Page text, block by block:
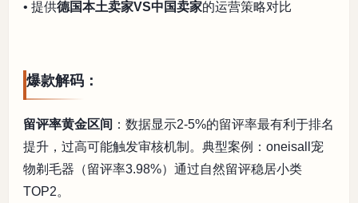
• 提供德国本土卖家VS中国卖家的运营策略对比
爆款解码：
留评率黄金区间 ：数据显示2-5%的留评率最有利于排名
提升，过高可能触发审核机制。典型案例：oneisall宠
物剃毛器（留评率3.98%）通过自然留评稳居小类
TOP2。